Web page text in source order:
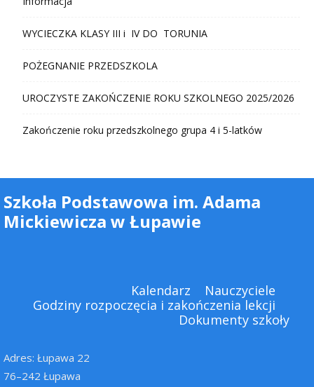
WYCIECZKA KLASY III i IV DO TORUNIA
POŻEGNANIE PRZEDSZKOLA
UROCZYSTE ZAKOŃCZENIE ROKU SZKOLNEGO 2025/2026
Zakończenie roku przedszkolnego grupa 4 i 5-latków
Szkoła Podstawowa im. Adama
Mickiewicza w Łupawie
Kalendarz
Nauczyciele
Godziny rozpoczęcia i zakończenia lekcji
Dokumenty szkoły
Adres: Łupawa 22
76–242 Łupawa